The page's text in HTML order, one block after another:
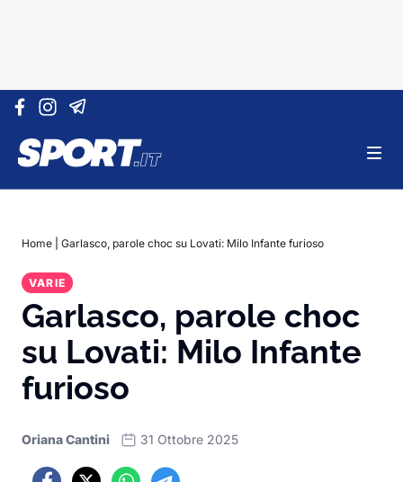
Vai al contenuto
Home Garlasco, parole choc su Lovati: Milo Infante furioso
VARIE
Garlasco, parole choc
su Lovati: Milo Infante
furioso
Oriana Cantini 31 Ottobre 2025